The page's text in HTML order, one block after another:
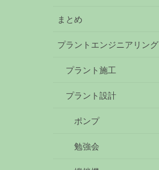
まとめ
プラントエンジニアリング
プラント施工
プラント設計
ポンプ
勉強会